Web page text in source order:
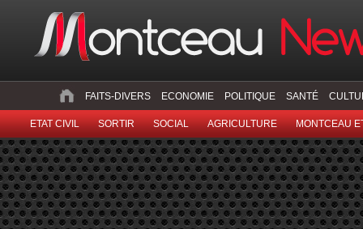
FAITS-DIVERS ECONOMIE POLITIQUE SANTÉ
ETAT CIVIL SORTIR SOCIAL AGRICULTURE MONTCEAU